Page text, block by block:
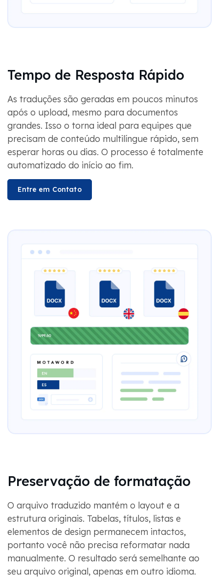
Tempo de Resposta Rápido
As traduções são geradas em poucos minutos
após o upload, mesmo para documentos
grandes. Isso o torna ideal para equipes que
precisam de conteúdo multilíngue rápido, sem
esperar horas ou dias. O processo é totalmente
automatizado do início ao fim.
Entre em Contato
Preservação de formatação
O arquivo traduzido mantém o layout e a
estrutura originais. Tabelas, títulos, listas e
elementos de design permanecem intactos,
portanto você não precisa reformatar nada
manualmente. O resultado será semelhante ao
seu arquivo original, apenas em outro idioma.